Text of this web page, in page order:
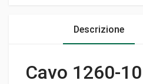
Descrizione
Cavo 1260-